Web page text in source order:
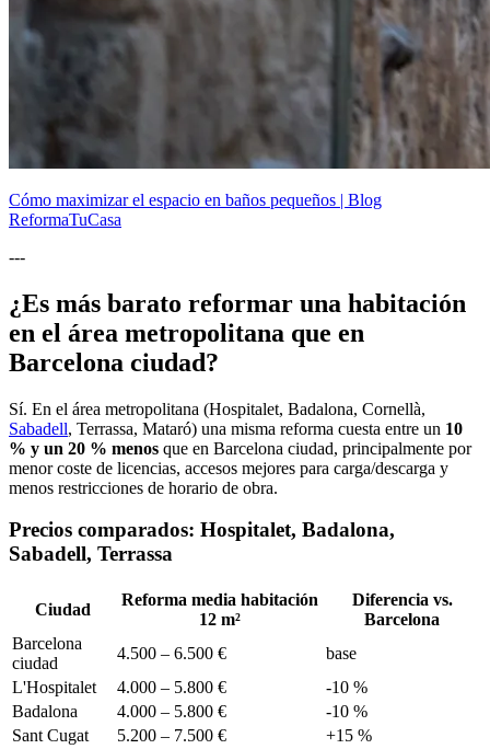
Cómo maximizar el espacio en baños pequeños | Blog
ReformaTuCasa
---
¿Es más barato reformar una habitación
en el área metropolitana que en
Barcelona ciudad?
Sí. En el área metropolitana (Hospitalet, Badalona, Cornellà,
Sabadell, Terrassa, Mataró) una misma reforma cuesta entre un 10
% y un 20 % menos que en Barcelona ciudad, principalmente por
menor coste de licencias, accesos mejores para carga/descarga y
menos restricciones de horario de obra.
Precios comparados: Hospitalet, Badalona,
Sabadell, Terrassa
Ciudad
Reforma media habitación
12 m²
Diferencia vs.
Barcelona
Barcelona
ciudad
4.500 – 6.500 €
base
L'Hospitalet
4.000 – 5.800 €
-10 %
Badalona
4.000 – 5.800 €
-10 %
Sant Cugat
5.200 – 7.500 €
+15 %